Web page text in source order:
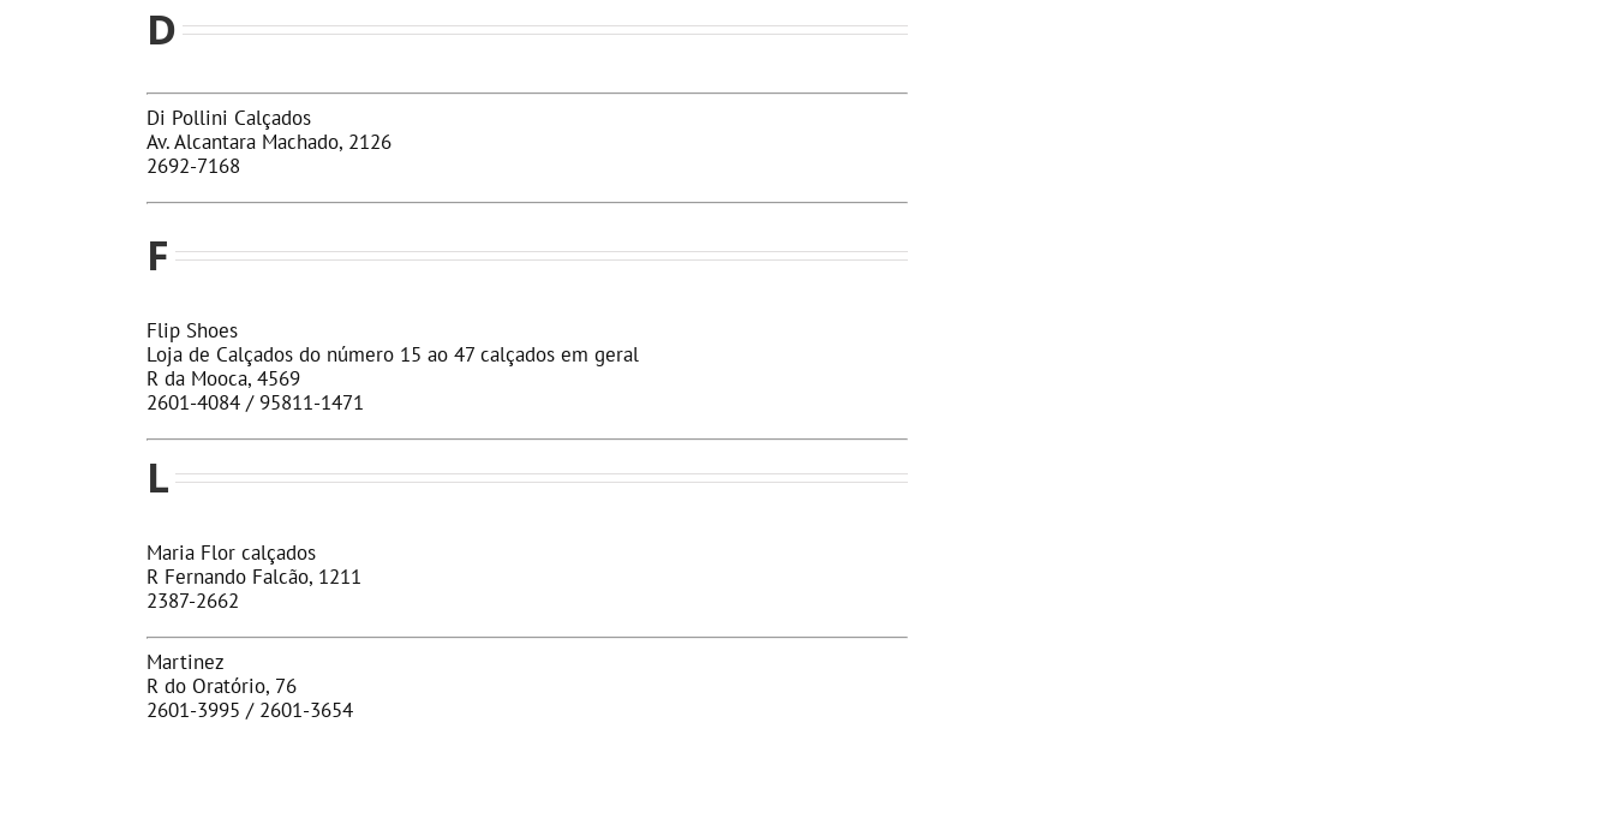
D
Di Pollini Calçados
Av. Alcantara Machado, 2126
2692-7168
F
Flip Shoes
Loja de Calçados do número 15 ao 47 calçados em geral
R da Mooca, 4569
2601-4084 / 95811-1471
L
Maria Flor calçados
R Fernando Falcão, 1211
2387-2662
Martinez
R do Oratório, 76
2601-3995 / 2601-3654